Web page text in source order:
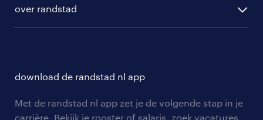
hr-diensten
branches
tarieven
personeel gezocht
solliciteren
blogs en artikelen
over randstad
onze vestigingen
download de randstad nl app
Met de randstad nl app zet je de volgende stap in je
carrière. Bekijk je rooster of salaris, zoek vacatures